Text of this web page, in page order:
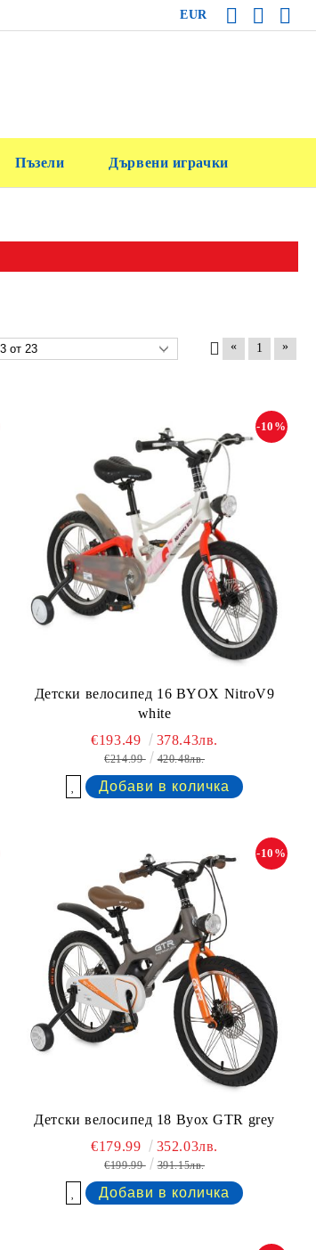
EUR
Пъзели Дървени играчки
« 1 »
Детски велосипед 16 BYOX NitroV9
white
-10%
€193.49 378.43лв.
€214.99 420.48лв.
Детски велосипед 18 Byox GTR grey
-10%
€179.99 352.03лв.
€199.99 391.15лв.